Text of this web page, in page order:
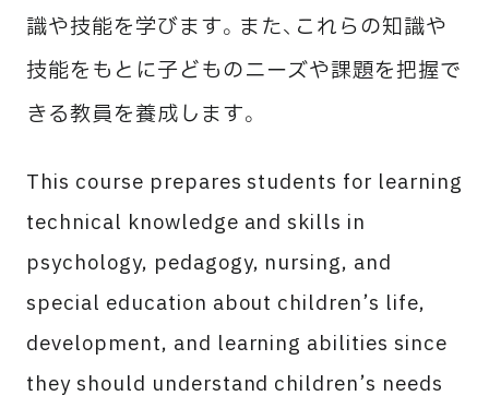
識や技能を学びます。また、これらの知識や
技能をもとに子どものニーズや課題を把握で
きる教員を養成します。
This course prepares students for learning
technical knowledge and skills in
psychology, pedagogy, nursing, and
special education about children’s life,
development, and learning abilities since
they should understand children’s needs